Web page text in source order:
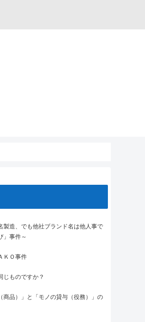
製造、でも他社ブランド名は他人事で
」事件～
ＫＯ事件
じものですか？
商品）」と「モノの貸与（役務）」の